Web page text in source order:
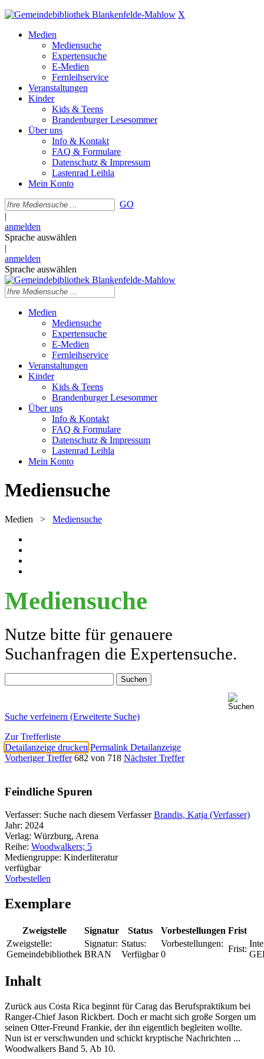
X
Medien
Mediensuche
Expertensuche
E-Medien
Fernleihservice
Veranstaltungen
Kinder
Kids & Teens
Brandenburger Lesesommer
Über uns
Info & Kontakt
FAQ & Formulare
Datenschutz & Impressum
Lastenrad Leihla
Mein Konto
GO
|
anmelden
Sprache auswählen
|
anmelden
Sprache auswählen
Medien
Mediensuche
Expertensuche
E-Medien
Fernleihservice
Veranstaltungen
Kinder
Kids & Teens
Brandenburger Lesesommer
Über uns
Info & Kontakt
FAQ & Formulare
Datenschutz & Impressum
Lastenrad Leihla
Mein Konto
Mediensuche
Medien > Mediensuche
Mediensuche
Nutze bitte für genauere
Suchanfragen die Expertensuche.
Suche verfeinern (Erweiterte Suche)
Zur Trefferliste
Detailanzeige drucken Permalink Detailanzeige
Vorheriger Treffer 682 von 718 Nächster Treffer
Feindliche Spuren
Verfasser: Suche nach diesem Verfasser Brandis, Katja (Verfasser)
Jahr: 2024
Verlag: Würzburg, Arena
Reihe: Woodwalkers; 5
Mediengruppe: Kinderliteratur
verfügbar
Vorbestellen
Exemplare
Zweigstelle Signatur Status Vorbestellungen Frist
Zweigstelle:
Gemeindebibliothek
Signatur:
BRAN
Status:
Verfügbar
Vorbestellungen:
0
Frist:
Inhalt
Zurück aus Costa Rica beginnt für Carag das Berufspraktikum bei
Ranger-Chief Jason Rickbert. Doch er macht sich große Sorgen um
seinen Otter-Freund Frankie, der ihn eigentlich begleiten wollte.
Nun ist er verschwunden und schickt kryptische Nachrichten ...
Woodwalkers Band 5. Ab 10.